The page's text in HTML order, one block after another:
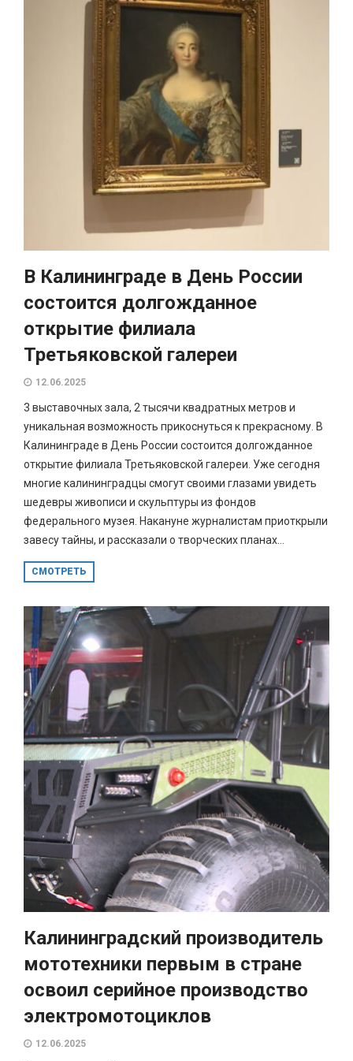
В Калининграде в День России
состоится долгожданное
открытие филиала
Третьяковской галереи
12.06.2025
3 выставочных зала, 2 тысячи квадратных метров и
уникальная возможность прикоснуться к прекрасному. В
Калининграде в День России состоится долгожданное
открытие филиала Третьяковской галереи. Уже сегодня
многие калининградцы смогут своими глазами увидеть
шедевры живописи и скульптуры из фондов
федерального музея. Накануне журналистам приоткрыли
завесу тайны, и рассказали о творческих планах...
СМОТРЕТЬ
Калининградский производитель
мототехники первым в стране
освоил серийное производство
электромотоциклов
12.06.2025